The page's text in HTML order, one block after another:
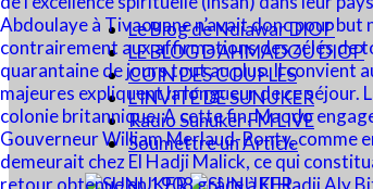
Le Blog de Ndiawar DIOP
LE BLOG D’AHMADOU DIOP
COIN DES COUPLES
L’INVITÉ DE SUNUKER
Radio Sunuker FM LIVE
Soumettre un Article